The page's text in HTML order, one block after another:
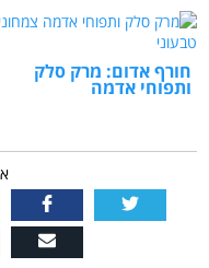
חורף אדום: מרק סלק
ותפוחי אדמה